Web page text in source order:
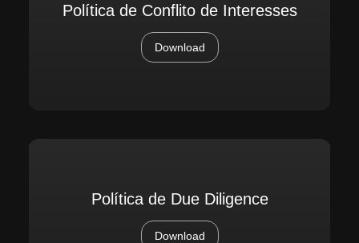
Política de Conflito de Interesses
Download
Política de Due Diligence
Download